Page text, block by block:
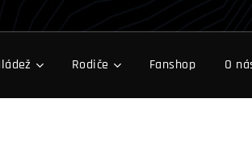
Rodiče Fanshop O